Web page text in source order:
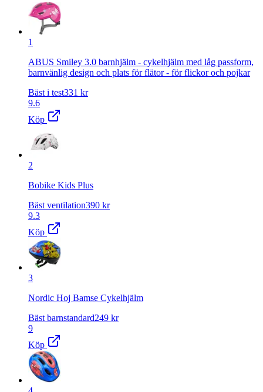
1
ABUS Smiley 3.0 barnhjälm - cykelhjälm med låg passform,
barnvänlig design och plats för flätor - för flickor och pojkar
Bäst i test331 kr
9.6
Köp
2
Bobike Kids Plus
Bäst ventilation390 kr
9.3
Köp
3
Nordic Hoj Bamse Cykelhjälm
Bäst barnstandard249 kr
9
Köp